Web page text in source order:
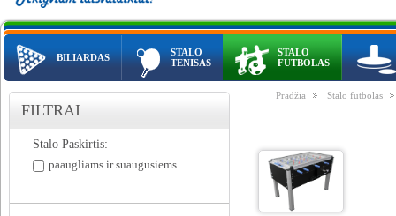
BILIARDAS
STALO
TENISAS
STALO
FUTBOLAS
FILTRAI
Stalo Paskirtis:
paaugliams ir suaugusiems
Pradžia Stalo futbolas